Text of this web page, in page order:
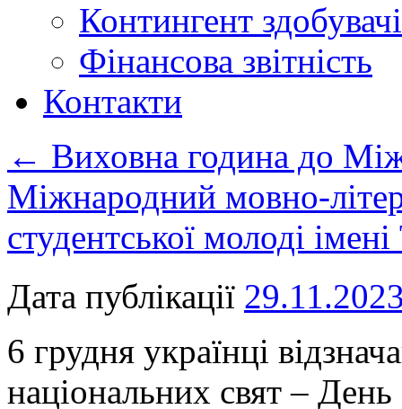
Контингент
Фінансова звітність
Контакти
← Виховна година до
Міжнародний мовно-
студентської молоді
Дата публікації
6 грудня українці
національних свят –